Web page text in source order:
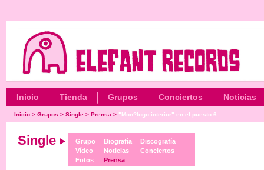
Inicio Tienda Grupos Conciertos Noticias
Inicio> Grupos > Single> Prensa > "Mon?logo interior" en el puesto 6 ...
Single
Grupo
Vídeo
Fotos
Biografía
Noticias
Prensa
Discografía
Conciertos